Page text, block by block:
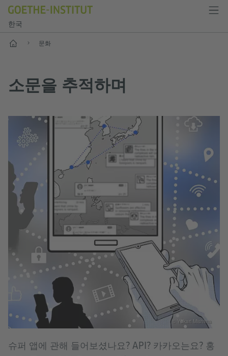
한국
홈 문화
소문을 추적하며
© Yukari Mishima
슈퍼 앱에 관해 들어보셨나요? API? 카카오는요? 홍